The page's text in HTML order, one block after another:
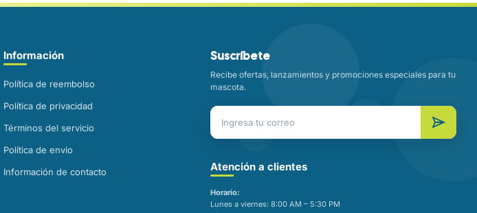
Información
Política de reembolso
Política de privacidad
Términos del servicio
Política de envío
Información de contacto
Suscríbete
Recibe ofertas, lanzamientos y promociones especiales para tu
mascota.
Atención a clientes
Horario:
Lunes a viernes: 8:00 AM – 5:30 PM